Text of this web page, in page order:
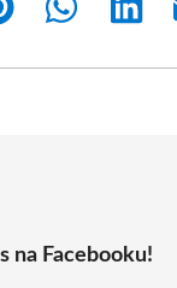
Share
Share
na Facebooku!